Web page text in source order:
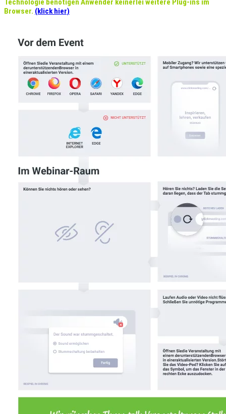
Technologie benötigen Anwender keinerlei weitere Plug-ins im
Browser. (klick hier)